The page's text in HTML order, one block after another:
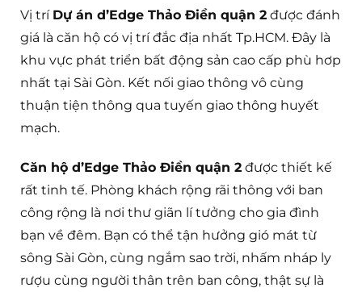
Vị trí Dự án d’Edge Thảo Điền quận 2 được đánh
giá là căn hộ có vị trí đắc địa nhất Tp.HCM. Đây là
khu vực phát triển bất động sản cao cấp phù hơp
nhất tại Sài Gòn. Kết nối giao thông vô cùng
thuận tiện thông qua tuyến giao thông huyết
mạch.
Căn hộ d’Edge Thảo Điền quận 2 được thiết kế
rất tinh tế. Phòng khách rộng rãi thông với ban
công rộng là nơi thư giãn lí tưởng cho gia đình
bạn về đêm. Bạn có thể tận hưởng gió mát từ
sông Sài Gòn, cùng ngắm sao trời, nhấm nháp ly
rượu cùng người thân trên ban công, thật sự là